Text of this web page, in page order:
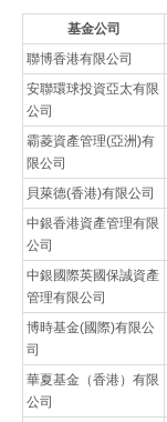
基金公司
聯博香港有限公司
安聯環球投資亞太有限
公司
霸菱資產管理(亞洲)有
限公司
貝萊德(香港)有限公司
中銀香港資產管理有限
公司
中銀國際英國保誠資產
管理有限公司
博時基金(國際)有限公
司
華夏基金（香港）有限
公司